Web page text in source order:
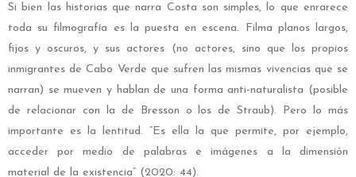
Si bien las historias que narra Costa son simples, lo que enrarece
toda su filmografía es la puesta en escena. Filma planos largos,
fijos y oscuros, y sus actores (no actores, sino que los propios
inmigrantes de Cabo Verde que sufren las mismas vivencias que se
narran) se mueven y hablan de una forma anti-naturalista (posible
de relacionar con la de Bresson o los de Straub). Pero lo más
importante es la lentitud. “Es ella la que permite, por ejemplo,
acceder por medio de palabras e imágenes a la dimensión
material de la existencia” (2020: 44).